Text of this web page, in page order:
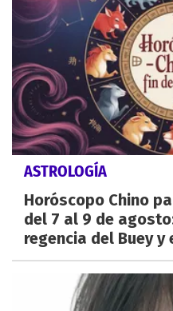
ASTROLOGÍA
Horóscopo Chino
del 7 al 9 de
regencia del Buey y